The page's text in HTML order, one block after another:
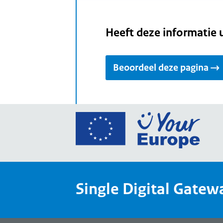
Heeft deze informatie
Beoordeel deze pagina
Ga
Your
een
Single Digital